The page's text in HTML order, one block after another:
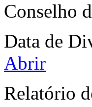
Conselho
Data de
Abrir
Relatório